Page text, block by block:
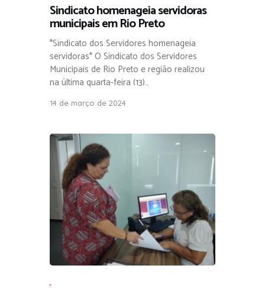
Sindicato homenageia servidoras
municipais em Rio Preto
*Sindicato dos Servidores homenageia
servidoras* O Sindicato dos Servidores
Municipais de Rio Preto e região realizou
na última quarta-feira (13)…
14 de março de 2024
,